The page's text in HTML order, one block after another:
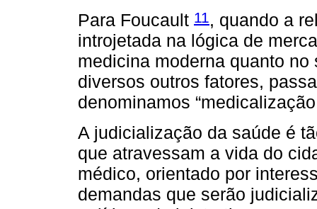
Para Foucault 11, quando a
introjetada na lógica de
medicina moderna quanto
diversos outros fatores,
denominamos
A judicialização da saúde é
que atravessam a vida do
médico, orientado por
demandas que serão